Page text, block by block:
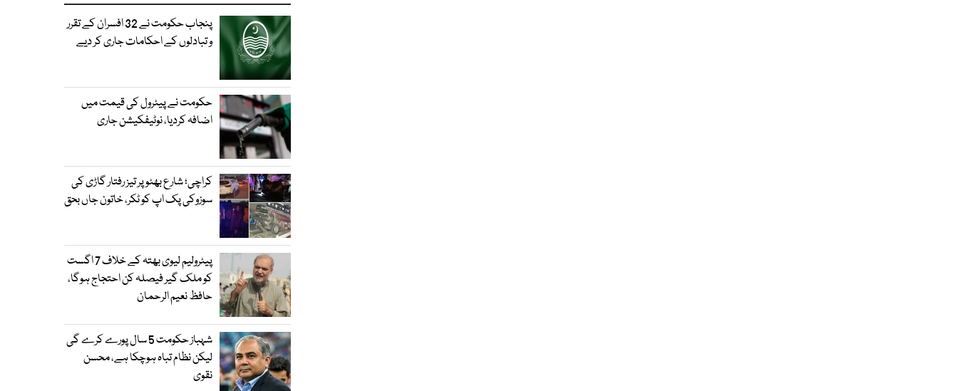
پنجاب حکومت نے 32 افسران کے تقرر
و تبادلوں کے احکامات جاری کر دیے
حکومت نے پیٹرول کی قیمت میں
اضافہ کردیا، نوٹیفکیشن جاری
کراچی؛ شارع بھٹو پر تیز رفتار گاڑی کی
سوزوکی پک اپ کو ٹکر، خاتون جاں بحق
پیٹرولیم لیوی بھتہ کے خلاف 7 اگست
کو ملک گیر فیصلہ کن احتجاج ہوگا،
حافظ نعیم الرحمان
شہباز حکومت 5 سال پورے کرے گی
لیکن نظام تباہ ہوچکا ہے، محسن
نقوی